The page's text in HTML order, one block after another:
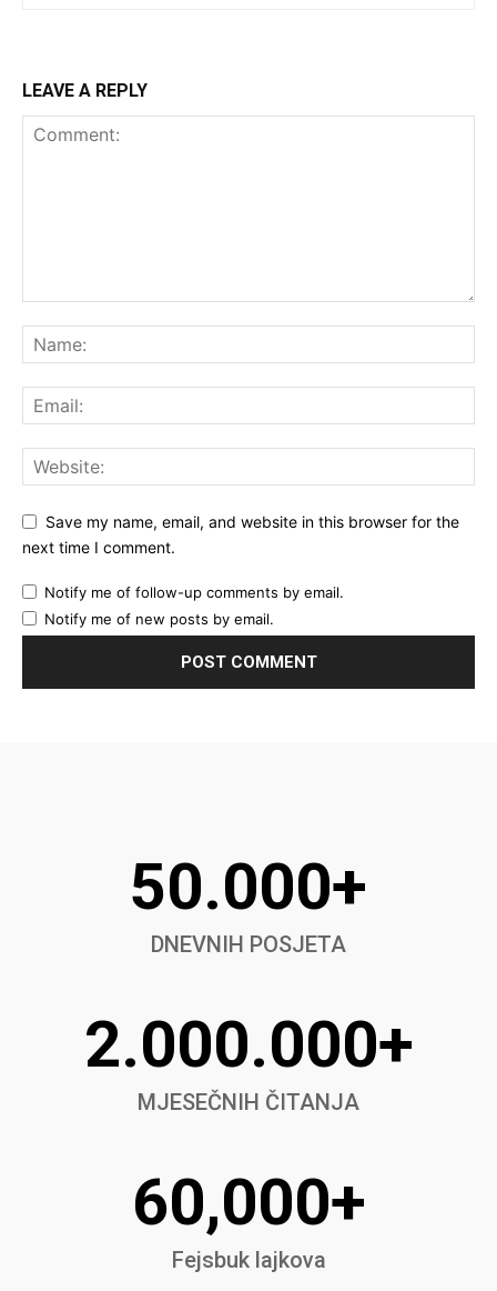
LEAVE A REPLY
Save my name, email, and website in this browser for the
next time I comment.
Notify me of follow-up comments by email.
Notify me of new posts by email.
50.000+
DNEVNIH POSJETA
2.000.000+
MJESEČNIH ČITANJA
60,000+
Fejsbuk lajkova